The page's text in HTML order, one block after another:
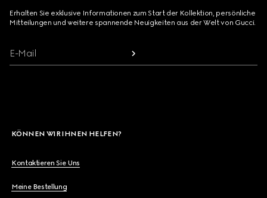
Erhalten Sie exklusive Informationen zum Start der Kollektion, persönliche
Mitteilungen und weitere spannende Neuigkeiten aus der Welt von Gucci.
E-Mail
KÖNNEN WIR IHNEN HELFEN?
Kontaktieren Sie Uns
Meine Bestellung